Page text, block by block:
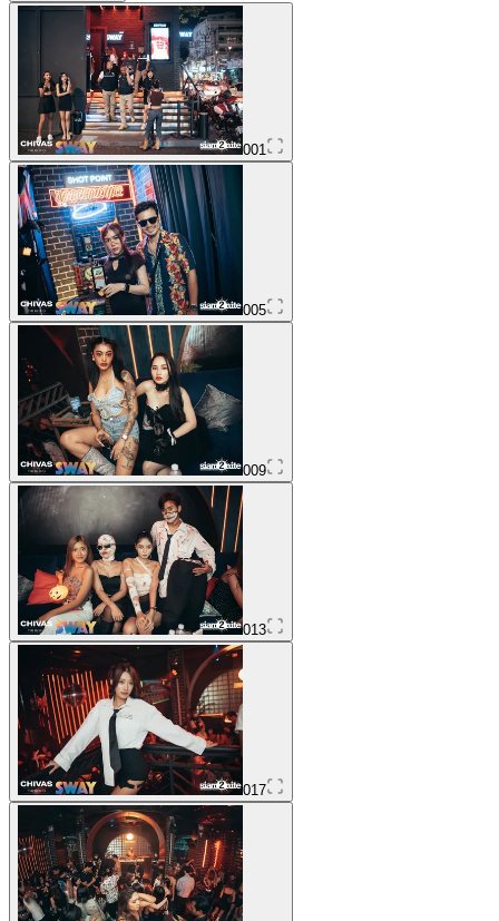
001
005
009
013
017